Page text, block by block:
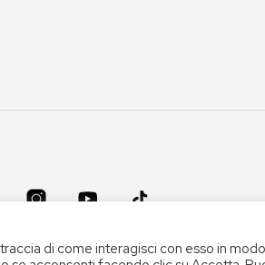
di come interagisci con esso in